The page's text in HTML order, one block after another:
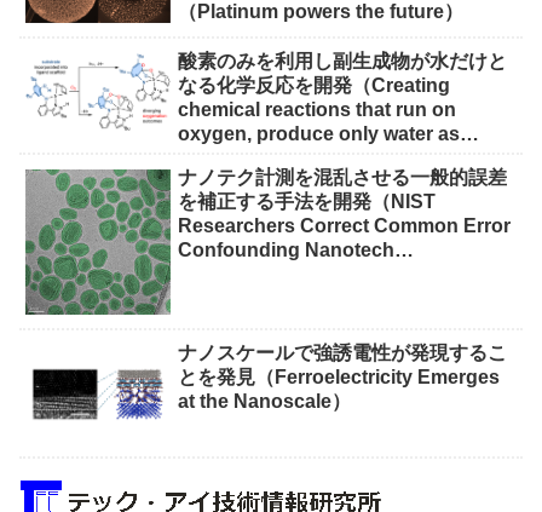
（Platinum powers the future）
酸素のみを利用し副生成物が水だけと
なる化学反応を開発（Creating
chemical reactions that run on
oxygen, produce only water as
ナノテク計測を混乱させる一般的誤差
を補正する手法を開発（NIST
Researchers Correct Common Error
Confounding Nanotech
ナノスケールで強誘電性が発現するこ
とを発見（Ferroelectricity Emerges
at the Nanoscale）